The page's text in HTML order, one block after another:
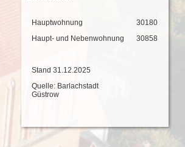
Hauptwohnung
30180
Haupt- und Nebenwohnung
30858
Stand 31.12.2025
Quelle: Barlachstadt
Güstrow